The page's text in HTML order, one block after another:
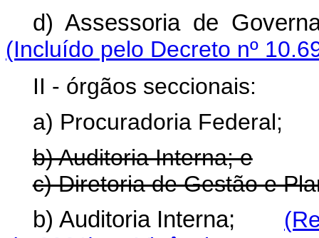
d) Assessoria de
(Incluído pelo Decreto nº
II - órgãos seccionais:
a) Procuradoria Federal;
b) Auditoria Interna; e
c) Diretoria de Gestão e
b) Auditoria Interna;